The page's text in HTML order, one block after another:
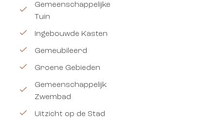
Gemeenschappelijke
Tuin
Ingebouwde Kasten
Gemeubileerd
Groene Gebieden
Gemeenschappelijk
Zwembad
Uitzicht op de Stad